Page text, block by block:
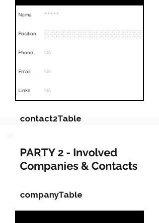
Name *****
Position
Phone NA
Email NA
Links NA
contact2Table
Field Value
Name
Position
Phone NA
PARTY 2 - Involved
Companies & Contacts
companyTable